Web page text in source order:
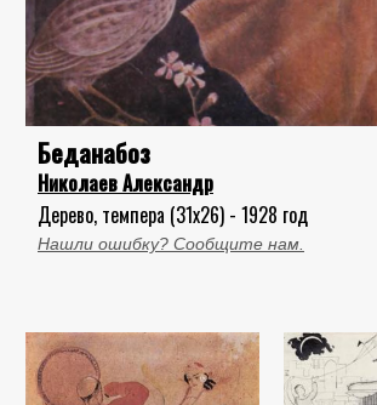
Беданабоз
Николаев Александр
Дерево, темпера (31x26) - 1928 год
Нашли ошибку? Сообщите нам.